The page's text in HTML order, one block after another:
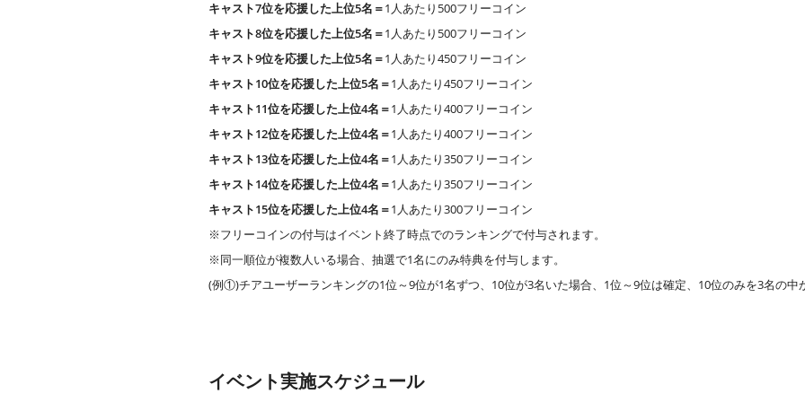
キャスト7位を応援した上位5名＝1人あたり500フリーコイン
キャスト8位を応援した上位5名＝1人あたり500フリーコイン
キャスト9位を応援した上位5名＝1人あたり450フリーコイン
キャスト10位を応援した上位5名＝1人あたり450フリーコイン
キャスト11位を応援した上位4名＝1人あたり400フリーコイン
キャスト12位を応援した上位4名＝1人あたり400フリーコイン
キャスト13位を応援した上位4名＝1人あたり350フリーコイン
キャスト14位を応援した上位4名＝1人あたり350フリーコイン
キャスト15位を応援した上位4名＝1人あたり300フリーコイン
※フリーコインの付与はイベント終了時点でのランキングで付与されます。
※同一順位が複数人いる場合、抽選で1名にのみ特典を付与します。
(例①)チアユーザーランキングの1位～9位が1名ずつ、10位が3名いた場合、1位～9位は確定、10位のみを3名の中
イベント実施スケジュール